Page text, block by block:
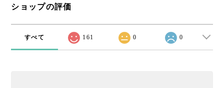
ショップの評価
すべて 161 0 0